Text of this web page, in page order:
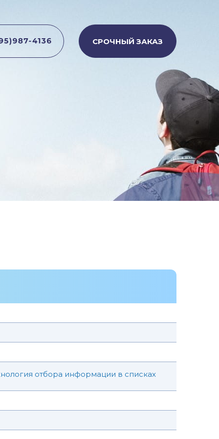
СРОЧНЫЙ ЗАКАЗ
отбора информации в списках